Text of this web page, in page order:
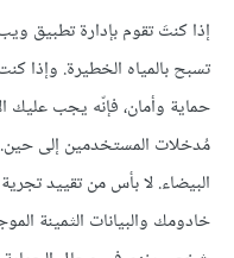
إذا كنتَ تقوم بإدارة تطبيق
تسبح بالمياه الخطيرة. وإذا
حماية وأمان، فإنّه يجب عليك
مُدخلات المستخدمين إلى
البيضاء. لا بأس من تقييد
خادومك والبيانات الثمينة